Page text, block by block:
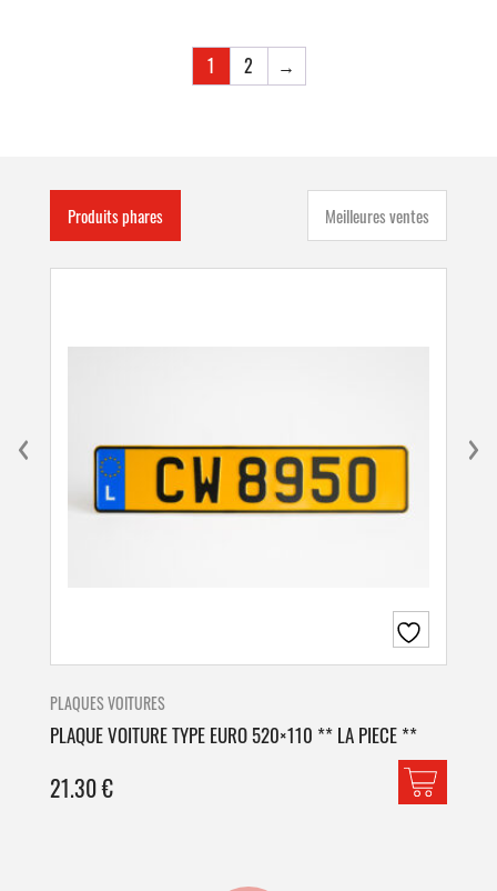
1 2 →
Produits phares Meilleures ventes
PLAQUES VOITURES
PLAQUE VOITURE TYPE EURO 520×110 ** LA PIECE **
21.30€